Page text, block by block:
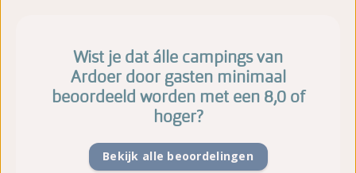
Wist je dat álle campings van
Ardoer door gasten minimaal
beoordeeld worden met een 8,0 of
hoger?
Bekijk alle beoordelingen